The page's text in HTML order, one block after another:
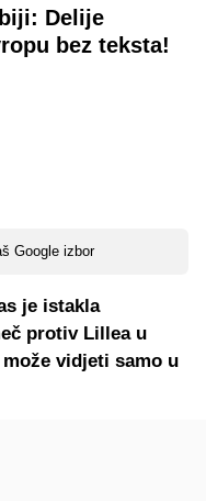
Delije
bez teksta!
Google izbor
je istakla
protiv Lillea u
vidjeti samo u